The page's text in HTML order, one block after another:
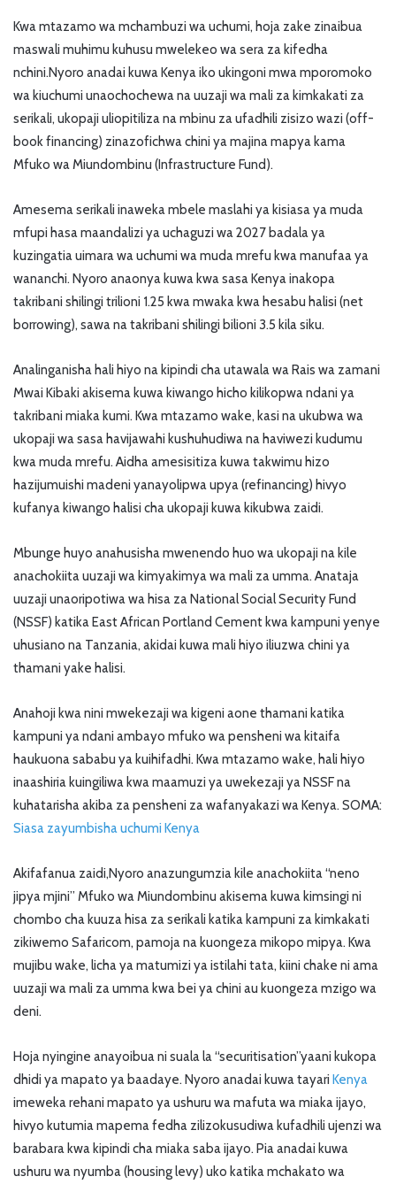
Kwa mtazamo wa mchambuzi wa uchumi, hoja zake zinaibua
maswali muhimu kuhusu mwelekeo wa sera za kifedha
nchini.Nyoro anadai kuwa Kenya iko ukingoni mwa mporomoko
wa kiuchumi unaochochewa na uuzaji wa mali za kimkakati za
serikali, ukopaji uliopitiliza na mbinu za ufadhili zisizo wazi (off-
book financing) zinazofichwa chini ya majina mapya kama
Mfuko wa Miundombinu (Infrastructure Fund).
Amesema serikali inaweka mbele maslahi ya kisiasa ya muda
mfupi hasa maandalizi ya uchaguzi wa 2027 badala ya
kuzingatia uimara wa uchumi wa muda mrefu kwa manufaa ya
wananchi. Nyoro anaonya kuwa kwa sasa Kenya inakopa
takribani shilingi trilioni 1.25 kwa mwaka kwa hesabu halisi (net
borrowing), sawa na takribani shilingi bilioni 3.5 kila siku.
Analinganisha hali hiyo na kipindi cha utawala wa Rais wa zamani
Mwai Kibaki akisema kuwa kiwango hicho kilikopwa ndani ya
takribani miaka kumi. Kwa mtazamo wake, kasi na ukubwa wa
ukopaji wa sasa havijawahi kushuhudiwa na haviwezi kudumu
kwa muda mrefu. Aidha amesisitiza kuwa takwimu hizo
hazijumuishi madeni yanayolipwa upya (refinancing) hivyo
kufanya kiwango halisi cha ukopaji kuwa kikubwa zaidi.
Mbunge huyo anahusisha mwenendo huo wa ukopaji na kile
anachokiita uuzaji wa kimyakimya wa mali za umma. Anataja
uuzaji unaoripotiwa wa hisa za National Social Security Fund
(NSSF) katika East African Portland Cement kwa kampuni yenye
uhusiano na Tanzania, akidai kuwa mali hiyo iliuzwa chini ya
thamani yake halisi.
Anahoji kwa nini mwekezaji wa kigeni aone thamani katika
kampuni ya ndani ambayo mfuko wa pensheni wa kitaifa
haukuona sababu ya kuihifadhi. Kwa mtazamo wake, hali hiyo
inaashiria kuingiliwa kwa maamuzi ya uwekezaji ya NSSF na
kuhatarisha akiba za pensheni za wafanyakazi wa Kenya. SOMA:
Siasa zayumbisha uchumi Kenya
Akifafanua zaidi,Nyoro anazungumzia kile anachokiita “neno
jipya mjini” Mfuko wa Miundombinu akisema kuwa kimsingi ni
chombo cha kuuza hisa za serikali katika kampuni za kimkakati
zikiwemo Safaricom, pamoja na kuongeza mikopo mipya. Kwa
mujibu wake, licha ya matumizi ya istilahi tata, kiini chake ni ama
uuzaji wa mali za umma kwa bei ya chini au kuongeza mzigo wa
deni.
Hoja nyingine anayoibua ni suala la “securitisation”yaani kukopa
dhidi ya mapato ya baadaye. Nyoro anadai kuwa tayari Kenya
imeweka rehani mapato ya ushuru wa mafuta wa miaka ijayo,
hivyo kutumia mapema fedha zilizokusudiwa kufadhili ujenzi wa
barabara kwa kipindi cha miaka saba ijayo. Pia anadai kuwa
ushuru wa nyumba (housing levy) uko katika mchakato wa